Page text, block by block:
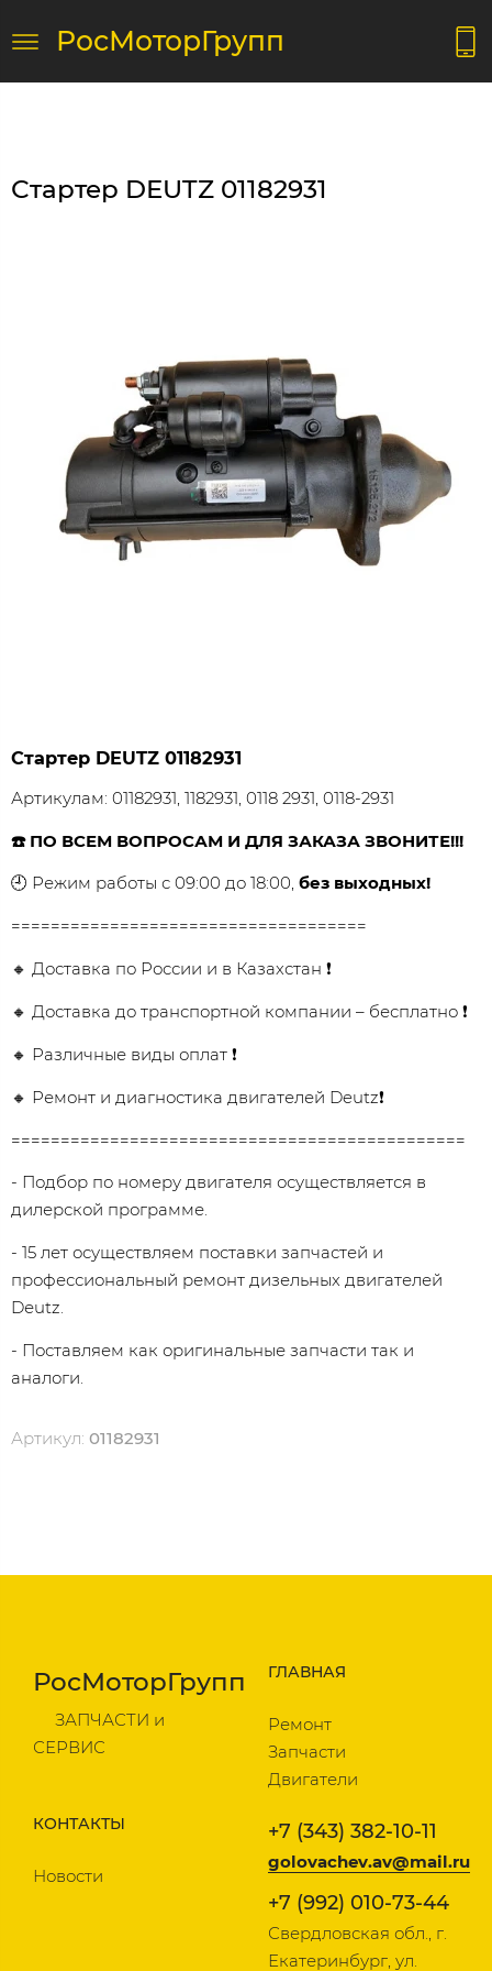
РосМоторГрупп
Стартер DEUTZ 01182931
Стартер DEUTZ 01182931
Артикулам: 01182931, 1182931, 0118 2931, 0118-2931
☎️ ПО ВСЕМ ВОПРОСАМ И ДЛЯ ЗАКАЗА ЗВОНИТЕ!!!
🕘 Режим работы с 09:00 до 18:00, без выходных!
====================================
🔸 Доставка по России и в Казахстан ❗
🔸 Доставка до транспортной компании – бесплатно ❗
🔸 Различные виды оплат ❗
🔸 Ремонт и диагностика двигателей Deutz❗
==============================================
- Подбор по номеру двигателя осуществляется в
дилерской программе.
- 15 лет осуществляем поставки запчастей и
профессиональный ремонт дизельных двигателей
Dеutz.
- Поставляем как оригинальные запчасти так и
аналоги.
Артикул: 01182931
РосМоторГрупп
ЗАПЧАСТИ и
СЕРВИС
ГЛАВНАЯ
Ремонт
Запчасти
Двигатели
КОНТАКТЫ
Новости
+7 (343) 382-10-11
golovachev.av@mail.ru
+7 (992) 010-73-44
Свердловская обл., г.
Екатеринбург, ул.